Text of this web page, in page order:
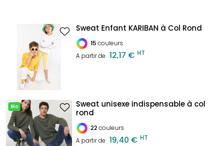
Sweat Enfant KARIBAN à Col Rond
15 couleurs
A partir de 12,17 € HT
Bio
Sweat unisexe indispensable à col
rond
22couleurs
A partir de 19,40 € HT